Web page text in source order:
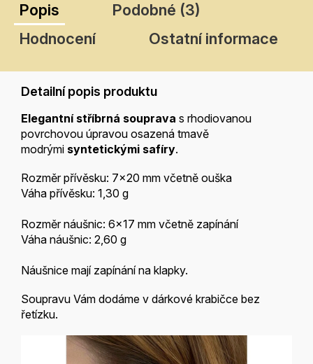
Popis
Podobné (3)
Hodnocení
Ostatní informace
Detailní popis produktu
Elegantní stříbrná souprava s rhodiovanou
povrchovou úpravou osazená tmavě
modrými syntetickými safíry.
Rozměr přívěsku: 7x20 mm včetně ouška
Váha přívěsku: 1,30 g
Rozměr náušnic: 6x17 mm včetně zapínání
Váha náušnic: 2,60 g
Náušnice mají zapínání na klapky.
Soupravu Vám dodáme v dárkové krabičce bez
řetízku.